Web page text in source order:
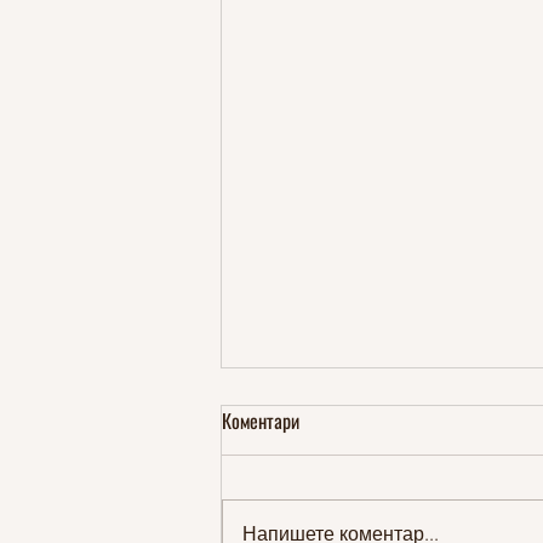
Коментари
Напишете коментар...